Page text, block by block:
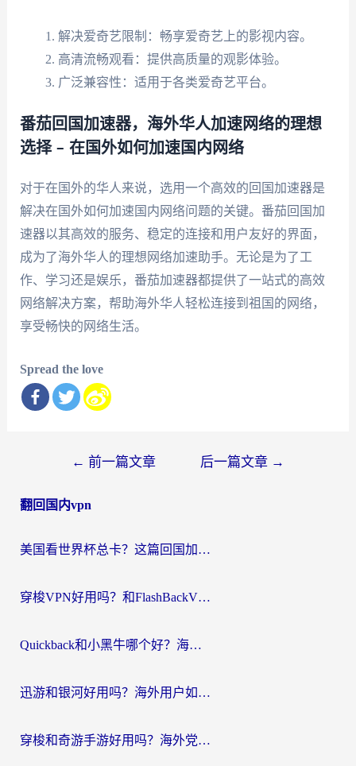
解决爱奇艺限制：畅享爱奇艺上的影视内容。
高清流畅观看：提供高质量的观影体验。
广泛兼容性：适用于各类爱奇艺平台。
番茄回国加速器，海外华人加速网络的理想
选择 – 在国外如何加速国内网络
对于在国外的华人来说，选用一个高效的回国加速器是
解决在国外如何加速国内网络问题的关键。番茄回国加
速器以其高效的服务、稳定的连接和用户友好的界面，
成为了海外华人的理想网络加速助手。无论是为了工
作、学习还是娱乐，番茄加速器都提供了一站式的高效
网络解决方案，帮助海外华人轻松连接到祖国的网络，
享受畅快的网络生活。
Spread the love
导
← 前一篇文章 后一篇文章 →
翻回国内vpn
美国看世界杯总卡？这篇回国加速器指南帮你无缝刷国内资源（附苹果手机VPN设置步骤）
穿梭VPN好用吗？和FlashBackVPN对比哪个回国效果更好？
Quickback和小黑牛哪个好？海外党亲测指南，选对回国加速器秒回国内
迅游和银河好用吗？海外用户如何选择回国加速器实现无缝访问国内资源
穿梭和奇游手游好用吗？海外党亲测3款回国加速器，附蜜蜂加速器七天试用攻略